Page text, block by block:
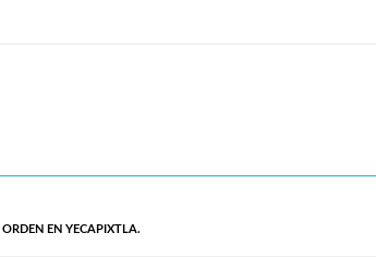
ORDEN EN YECAPIXTLA.